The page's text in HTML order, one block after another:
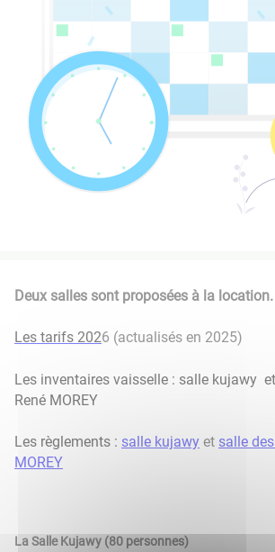
Deux salles sont proposées à la location.
Les tarifs 2026 (actualisés en 2025)
Les inventaires vaisselle : salle kujawy
René MOREY
​​​​​​​Les règlements : salle kujawy et salle
MOREY
La Salle Kujawy (80 personnes)